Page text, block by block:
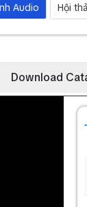
Audio Hội
Download